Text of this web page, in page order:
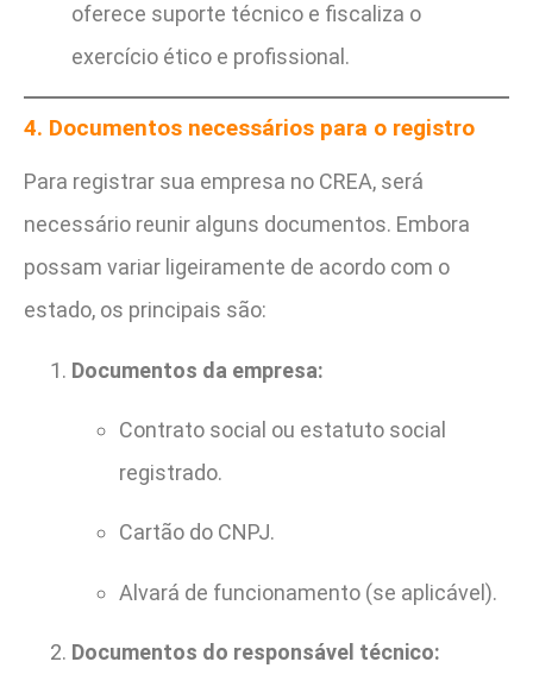
oferece suporte técnico e fiscaliza o
exercício ético e profissional.
4. Documentos necessários para o registro
Para registrar sua empresa no CREA, será
necessário reunir alguns documentos. Embora
possam variar ligeiramente de acordo com o
estado, os principais são:
Documentos da empresa:
Contrato social ou estatuto social
registrado.
Cartão do CNPJ.
Alvará de funcionamento (se aplicável).
Documentos do responsável técnico: